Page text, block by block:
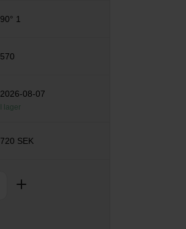
90° 1
570
2026-08-07
I lager
720 SEK